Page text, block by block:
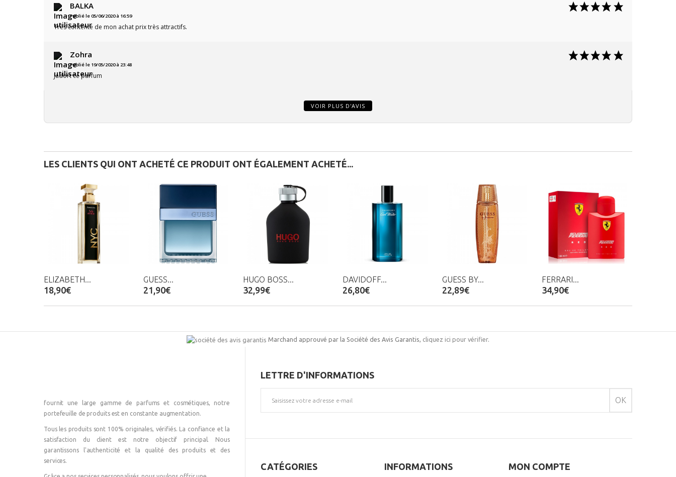
BALKA
Publié le 05/06/2020 à 16:59
Très contente de mon achat prix très attractifs.
Zohra
Publié le 19/05/2020 à 23:48
Jadort ce parfum
VOIR PLUS D'AVIS
LES CLIENTS QUI ONT ACHETÉ CE PRODUIT ONT ÉGALEMENT ACHETÉ...
ELIZABETH...
18,90€
GUESS...
21,90€
HUGO BOSS...
32,99€
DAVIDOFF...
26,80€
GUESS BY...
22,89€
FERRARI...
34,90€
Marchand approuvé par la Société des Avis Garantis, cliquez ici pour vérifier.
fournit une large gamme de parfums et cosmétiques, notre
portefeuille de produits est en constante augmentation.
Tous les produits sont 100% originales, vérifiés. La confiance et la
satisfaction du client est notre objectif principal. Nous
garantissons l'authenticité et la qualité des produits et des
services.
LETTRE D'INFORMATIONS
OK
CATÉGORIES INFORMATIONS MON COMPTE